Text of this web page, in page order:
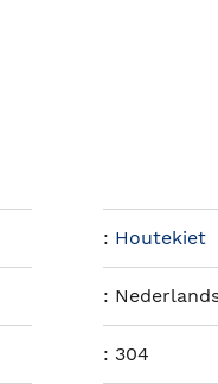
: Houtekiet
:
:304